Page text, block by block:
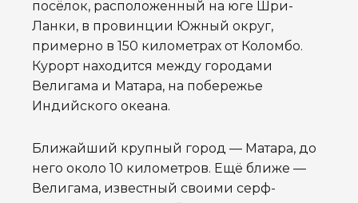
посёлок, расположенный на юге Шри-
Ланки, в провинции Южный округ,
примерно в 150 километрах от Коломбо.
Курорт находится между городами
Велигама и Матара, на побережье
Индийского океана.
Ближайший крупный город — Матара, до
него около 10 километров. Ещё ближе —
Велигама, известный своими серф-